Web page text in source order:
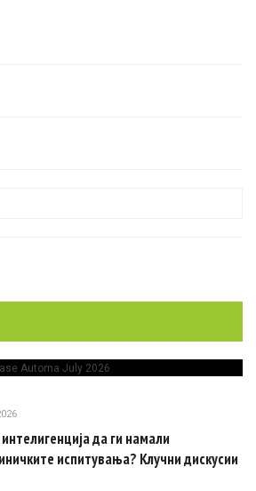
да ги намали
испитувања? Клучни дискусии